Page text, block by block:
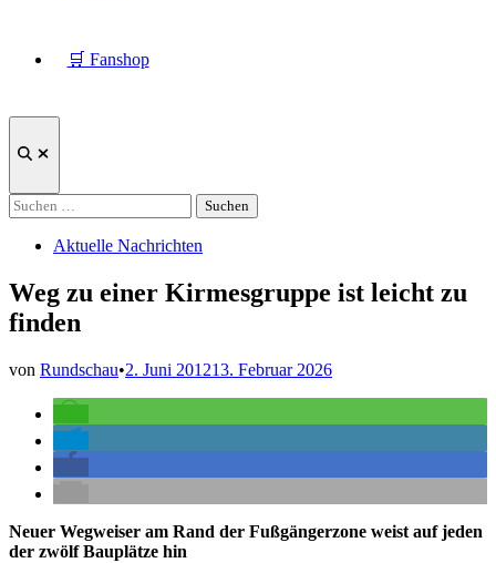
🛒 Fanshop
Suche
Suchen
nach:
Veröffentlicht
Aktuelle Nachrichten
Weg zu einer Kirmesgruppe ist leicht zu
finden
von Rundschau•2. Juni 201213. Februar 2026
Neuer Wegweiser am Rand der Fußgängerzone weist auf jeden
der zwölf Bauplätze hin